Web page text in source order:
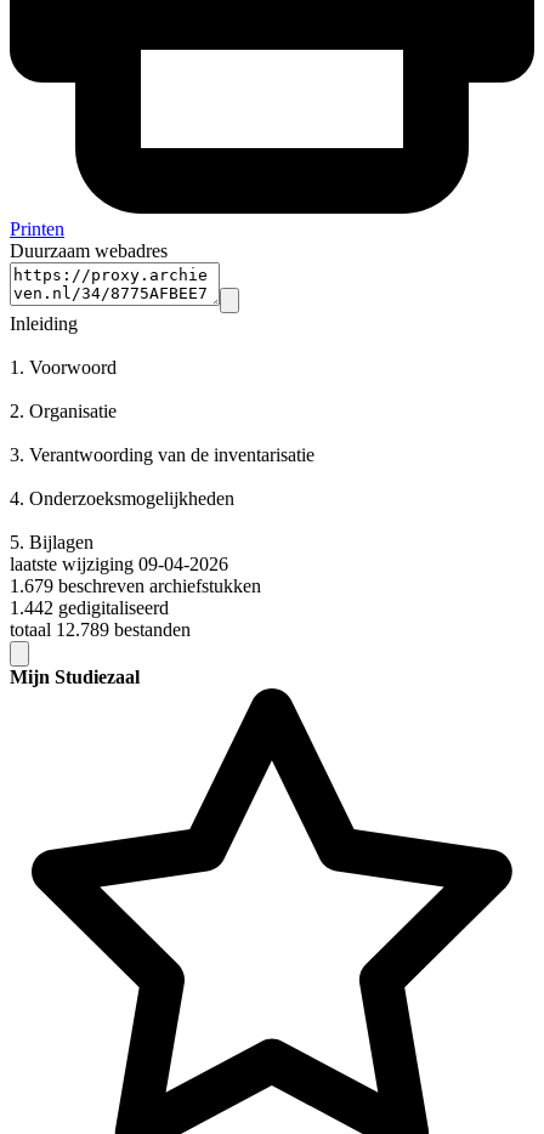
Printen
Duurzaam webadres
Inleiding
1. Voorwoord
2. Organisatie
3. Verantwoording van de inventarisatie
4. Onderzoeksmogelijkheden
5. Bijlagen
laatste wijziging 09-04-2026
1.679 beschreven archiefstukken
1.442 gedigitaliseerd
totaal 12.789 bestanden
Mijn Studiezaal